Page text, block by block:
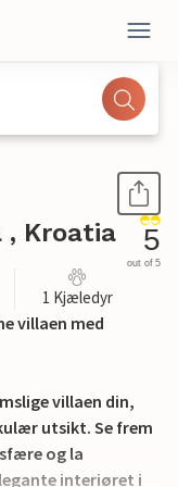
, Kroatia 5
out of 5
1 Kjæledyr
villaen med
villaen din,
utsikt. Se frem
og la
interiøret i